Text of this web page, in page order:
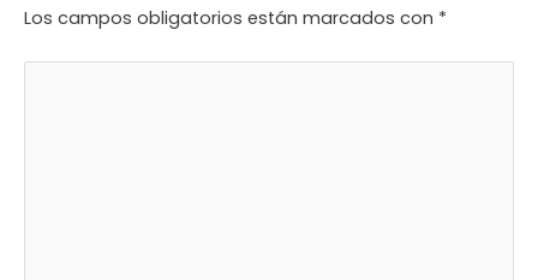
Los campos obligatorios están marcados con *